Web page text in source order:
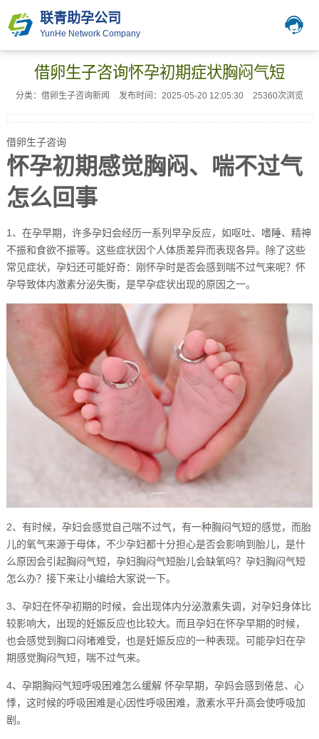
联青助孕公司
YunHe Network Company
借卵生子咨询怀孕初期症状胸闷气短
分类：借卵生子咨询新闻 发布时间：2025-05-20 12:05:30 25360次浏览
借卵生子咨询
怀孕初期感觉胸闷、喘不过气
怎么回事
1、在孕早期，许多孕妇会经历一系列早孕反应，如呕吐、嗜睡、精神
不振和食欲不振等。这些症状因个人体质差异而表现各异。除了这些
常见症状，孕妇还可能好奇：刚怀孕时是否会感到喘不过气来呢？怀
孕导致体内激素分泌失衡，是早孕症状出现的原因之一。
2、有时候，孕妇会感觉自己喘不过气，有一种胸闷气短的感觉，而胎
儿的氧气来源于母体，不少孕妇都十分担心是否会影响到胎儿，是什
么原因会引起胸闷气短，孕妇胸闷气短胎儿会缺氧吗？孕妇胸闷气短
怎么办？接下来让小编给大家说一下。
3、孕妇在怀孕初期的时候，会出现体内分泌激素失调，对孕妇身体比
较影响大，出现的妊娠反应也比较大。而且孕妇在怀孕早期的时候，
也会感觉到胸口闷堵难受，也是妊娠反应的一种表现。可能孕妇在孕
期感觉胸闷气短，喘不过气来。
4、孕期胸闷气短呼吸困难怎么缓解 怀孕早期，孕妈会感到倦怠、心
悸，这时候的呼吸困难是心因性呼吸困难，激素水平升高会使呼吸加
剧。